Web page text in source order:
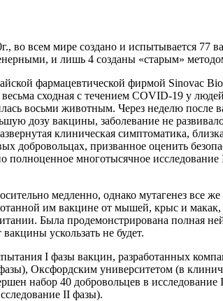
во всем мире создано и испытывается 77
и лишь 4 созданы «старым»
фармацевтической фирмой Sinovac
весьма сходная с течением COVID-19 у
восьми животным. Через неделю
дозу вакцины, заболевание не
клиническая симптоматика,
добровольцах, призванное оценить
полноценное многотысячное
медленно, однако мутагенез все
им вакцине от мышей, крыс и
Была продемонстрирована полная
ускользать не будет.
I фазы вакцин, разработанных
Оксфордским университетом (в
набор 40 добровольцев в
II фазы).